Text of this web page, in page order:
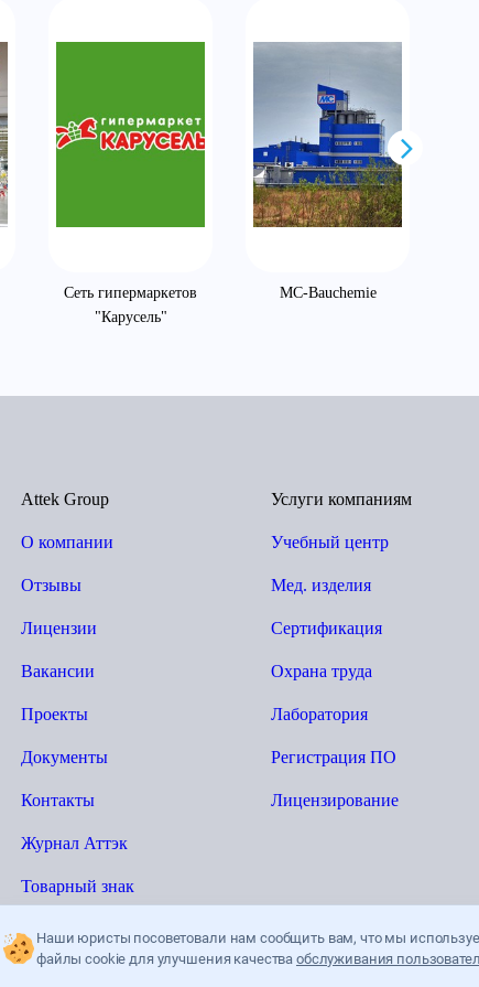
Наши юристы посоветовали нам сообщить вам, что мы
файлы cookie для улучшения качества обслуживания
Сеть гипермаркетов
"Карусель"
MC-Bauchemie
Attek Group
О компании
Отзывы
Лицензии
Вакансии
Проекты
Документы
Контакты
Журнал Аттэк
Товарный знак
Услуги компаниям
Учебный центр
Мед. изделия
Сертификация
Охрана труда
Лаборатория
Регистрация ПО
Лицензирование